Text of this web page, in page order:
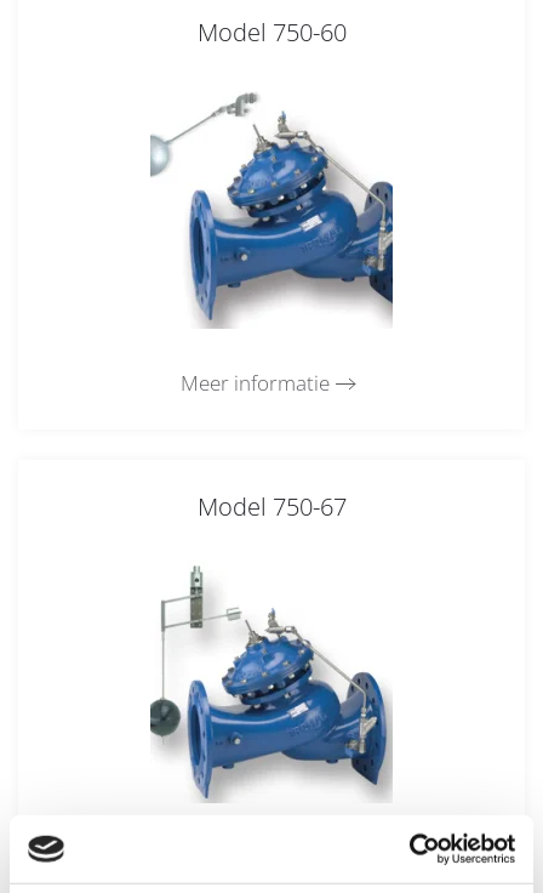
Model 750-60
Meer informatie
Model 750-67